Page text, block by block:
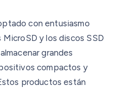
con entusiasmo
y los discos SSD
grandes
compactos y
productos están